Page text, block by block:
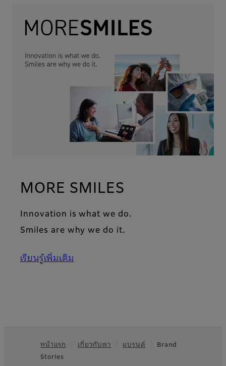
MORE SMILES
Innovation is what we do.
Smiles are why we do it.
เรียนรู้เพิ่มเติม
Footer
หน้าแรก เกี่ยวกับเรา แบรนด์
Brand
Stories